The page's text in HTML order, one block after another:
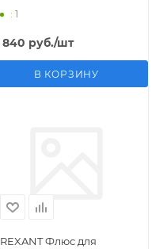
: 1
840 руб./шт
В КОРЗИНУ
REXANT Флюс для